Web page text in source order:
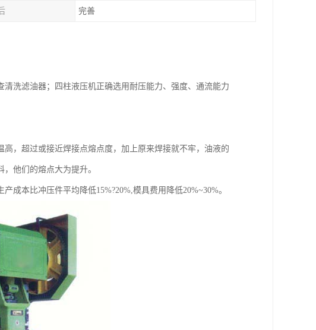
完善
洗滤油器；四柱液压机正确选用耐压能力、强度、通流能力
，超过或接近焊接点熔点度，加上原来焊接就不牢，油液的
他们的熔点大为提升。
成本比冲压件平均降低15%?20%,模具费用降低20%~30%。